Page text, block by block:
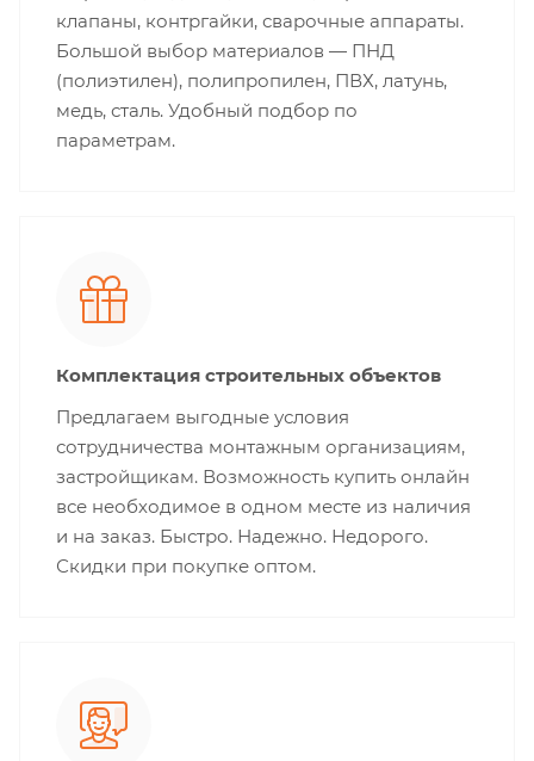
клапаны, контргайки, сварочные аппараты.
Большой выбор материалов — ПНД
(полиэтилен), полипропилен, ПВХ, латунь,
медь, сталь. Удобный подбор по
параметрам.
Комплектация строительных объектов
Предлагаем выгодные условия
сотрудничества монтажным организациям,
застройщикам. Возможность купить онлайн
все необходимое в одном месте из наличия
и на заказ. Быстро. Надежно. Недорого.
Скидки при покупке оптом.